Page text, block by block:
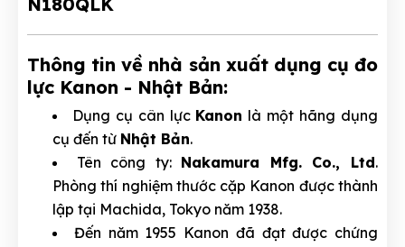
Thông tin về nhà sản xuất dụng cụ đo
lực Kanon - Nhật Bản:
Dụng cụ cân lực Kanon là một hãng dụng
cụ đến từ Nhật Bản.
Tên công ty: Nakamura Mfg. Co., Ltd.
Phòng thí nghiệm thước cặp Kanon được thành
lập tại Machida, Tokyo năm 1938.
Đến năm 1955 Kanon đã đạt được chứng